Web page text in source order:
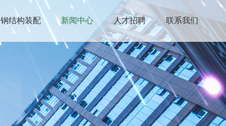
钢结构装配 新闻中心 人才招聘 联系我们